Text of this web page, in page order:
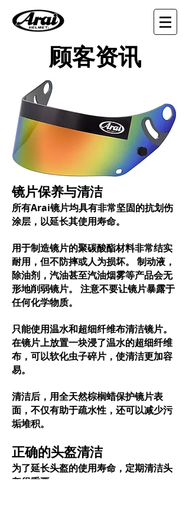
顾客资讯
镜片保养与清洁
所有Arai镜片均具有非常坚固的抗划伤
涂层，以延长其使用寿命。
用于制造镜片的聚碳酸酯材料非常结实
耐用，但不防摔或人为损坏。 制动液，
除油剂，汽油甚至汽油烟雾等产品会无
形地削弱镜片。 注意不要让镜片暴露于
任何化学物质。
只能使用温水和超细纤维布清洁镜片。
在镜片上放置一块浸了温水的超细纤维
布，可以软化虫子碎片，使清洁更加容
易。
清洁后，用全天然棕榈蜡保护镜片表
面，不仅有助于疏水性，还可以减少污
垢堆积。
正确的头盔清洁
为了延长头盔的使用寿命，定期清洁头
盔很重要。